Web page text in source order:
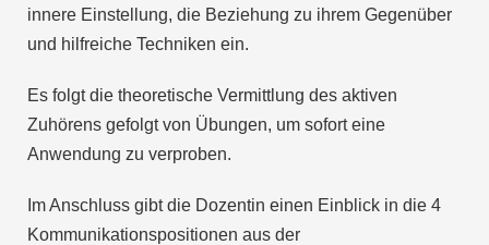
innere Einstellung, die Beziehung zu ihrem Gegenüber
und hilfreiche Techniken ein.
Es folgt die theoretische Vermittlung des aktiven
Zuhörens gefolgt von Übungen, um sofort eine
Anwendung zu verproben.
Im Anschluss gibt die Dozentin einen Einblick in die 4
Kommunikationspositionen aus der